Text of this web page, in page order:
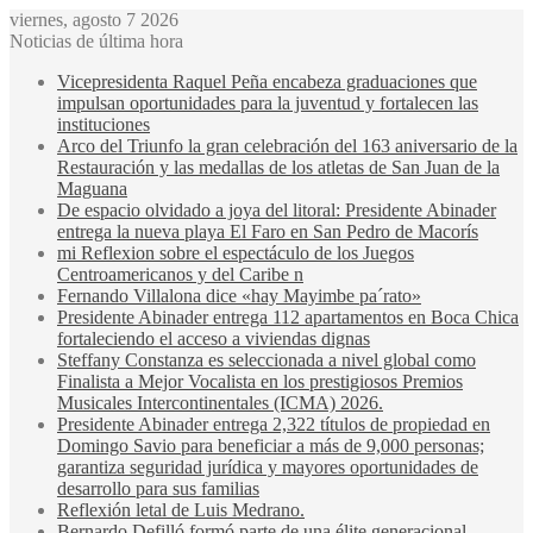
viernes, agosto 7 2026
Noticias de última hora
Vicepresidenta Raquel Peña encabeza graduaciones que
impulsan oportunidades para la juventud y fortalecen las
instituciones
Arco del Triunfo la gran celebración del 163 aniversario de la
Restauración y las medallas de los atletas de San Juan de la
Maguana
De espacio olvidado a joya del litoral: Presidente Abinader
entrega la nueva playa El Faro en San Pedro de Macorís
mi Reflexion sobre el espectáculo de los Juegos
Centroamericanos y del Caribe n
Fernando Villalona dice «hay Mayimbe pa´rato»
Presidente Abinader entrega 112 apartamentos en Boca Chica
fortaleciendo el acceso a viviendas dignas
Steffany Constanza es seleccionada a nivel global como
Finalista a Mejor Vocalista en los prestigiosos Premios
Musicales Intercontinentales (ICMA) 2026.
Presidente Abinader entrega 2,322 títulos de propiedad en
Domingo Savio para beneficiar a más de 9,000 personas;
garantiza seguridad jurídica y mayores oportunidades de
desarrollo para sus familias
Reflexión letal de Luis Medrano.